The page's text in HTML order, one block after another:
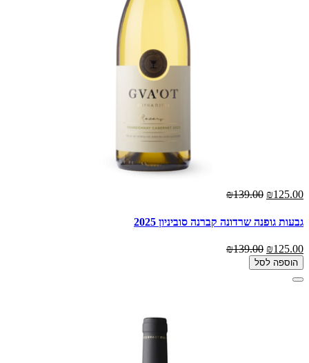
₪125.00
₪139.00
גבעות גופנה שרדונה קברנה סוביניון 2025
₪125.00
₪139.00
הוספה לסל